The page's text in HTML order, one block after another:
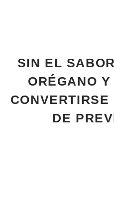
SIN EL
ORÉGANO
DE